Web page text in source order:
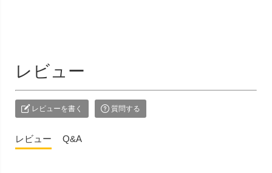
レビュー
レビューを書く 質問する
レビュー Q&A